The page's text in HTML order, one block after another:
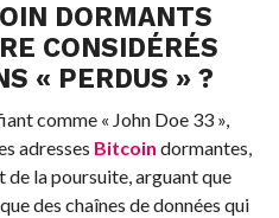
DORMANTS
CONSIDÉRÉS
« PERDUS » ?
comme « John Doe 33 »,
adresses Bitcoin dormantes,
de la poursuite, arguant que
des chaînes de données qui